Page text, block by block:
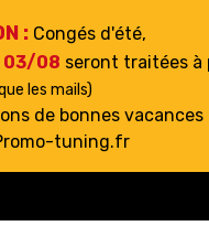
: Congés d'été,
03/08 seront traitées à
les mails)
de bonnes vacances
tuning.fr